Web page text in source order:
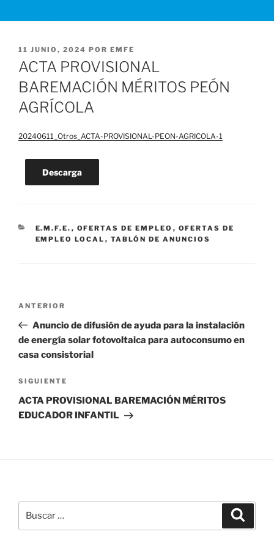
PUBLICADO
EL
11 JUNIO, 2024 POR EMFE
ACTA PROVISIONAL
BAREMACIÓN MÉRITOS PEÓN
AGRÍCOLA
20240611_Otros_ACTA-PROVISIONAL-PEON-AGRICOLA-1
Descarga
CATEGORÍAS
E.M.F.E. , OFERTAS DE EMPLEO , OFERTAS DE
EMPLEO LOCAL , TABLÓN DE ANUNCIOS
entradas
Entrada
anterior:
ANTERIOR
Anuncio de difusión de ayuda para la instalación
de energía solar fotovoltaica para autoconsumo en
casa consistorial
Siguiente
entrada
SIGUIENTE
ACTA PROVISIONAL BAREMACIÓN MÉRITOS
EDUCADOR INFANTIL
por: